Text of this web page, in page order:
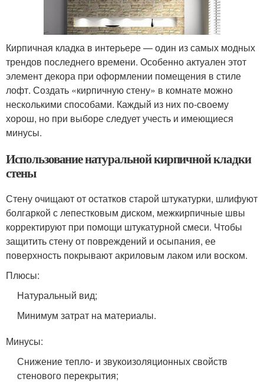
Кирпичная кладка в интерьере — один из самых модных
трендов последнего времени. Особенно актуален этот
элемент декора при оформлении помещения в стиле
лофт. Создать «кирпичную стену» в комнате можно
несколькими способами. Каждый из них по-своему
хорош, но при выборе следует учесть и имеющиеся
минусы.
Использование натуральной кирпичной кладки
стены
Стену очищают от остатков старой штукатурки, шлифуют
болгаркой с лепестковым диском, межкирпичные швы
корректируют при помощи штукатурной смеси. Чтобы
защитить стену от повреждений и осыпания, ее
поверхность покрывают акриловым лаком или воском.
Плюсы:
Натуральный вид;
Минимум затрат на материалы.
Минусы:
Снижение тепло- и звукоизоляционных свойств
стенового перекрытия;